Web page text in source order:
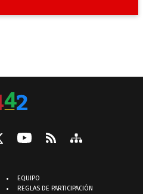
EQUIPO
REGLAS DE PARTICIPACIÓN